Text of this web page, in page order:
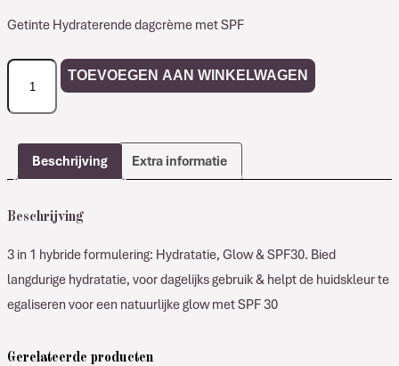
Getinte Hydraterende dagcrème met SPF
Comfort
Zone
HYDRAMEMORY
Glow
SPF30
TOEVOEGEN AAN WINKELWAGEN
Beschrijving Extra informatie
Beschrijving
3 in 1 hybride formulering: Hydratatie, Glow & SPF30. Bied
langdurige hydratatie, voor dagelijks gebruik & helpt de huidskleur te
egaliseren voor een natuurlijke glow met SPF 30
Gerelateerde producten